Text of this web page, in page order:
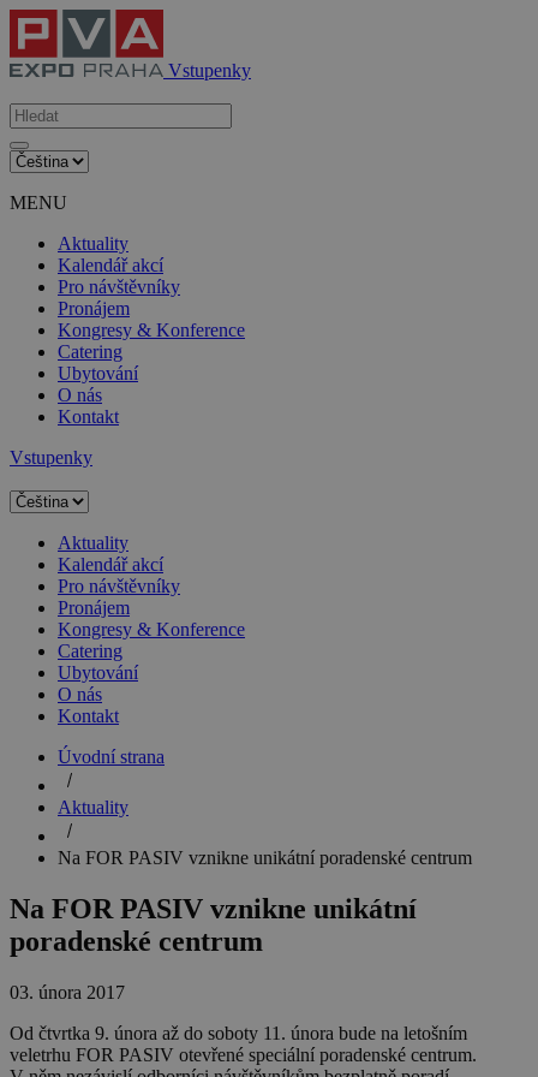
Vstupenky
MENU
Aktuality
Kalendář akcí
Pro návštěvníky
Pronájem
Kongresy & Konference
Catering
Ubytování
O nás
Kontakt
Vstupenky
Aktuality
Kalendář akcí
Pro návštěvníky
Pronájem
Kongresy & Konference
Catering
Ubytování
O nás
Kontakt
Úvodní strana
Aktuality
Na FOR PASIV vznikne unikátní poradenské centrum
Na FOR PASIV vznikne unikátní
poradenské centrum
03. února 2017
Od čtvrtka 9. února až do soboty 11. února bude na letošním
veletrhu FOR PASIV otevřené speciální poradenské centrum.